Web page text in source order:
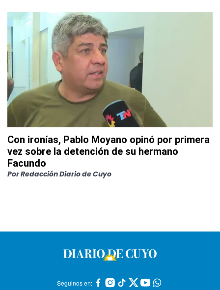
Con ironías, Pablo Moyano opinó por primera
vez sobre la detención de su hermano
Facundo
PorRedacción Diario de Cuyo
Seguinos en: